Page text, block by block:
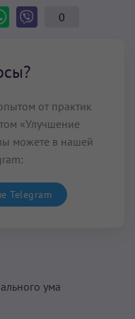
0
от практик
«Улучшение
можете в нашей
Telegram
ума